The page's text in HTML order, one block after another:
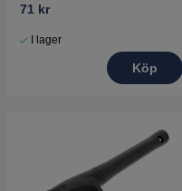
71 kr
I lager
Köp